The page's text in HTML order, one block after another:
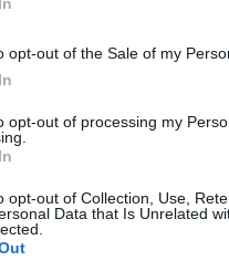
opt-out of the Sale of my
opt-out of processing my
opt-out of Collection, Use,
Data that Is Unrelated
dėvėtų drabužių